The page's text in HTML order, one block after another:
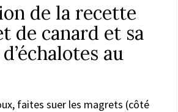
de la recette
de canard et sa
au
faites suer les magrets (côté